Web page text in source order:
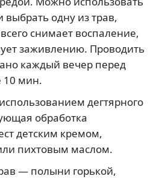
выбрать одну из трав,
снимает воспаление,
заживлению. Проводить
каждый вечер перед
10 мин.
дегтярного
обработка
детским кремом,
пихтовым маслом.
— полыни горькой,